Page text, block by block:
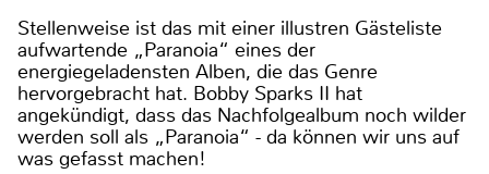
Stellenweise ist das mit einer illustren Gästeliste
aufwartende „Paranoia“ eines der
energiegeladensten Alben, die das Genre
hervorgebracht hat. Bobby Sparks II hat
angekündigt, dass das Nachfolgealbum noch wilder
werden soll als „Paranoia“ - da können wir uns auf
was gefasst machen!